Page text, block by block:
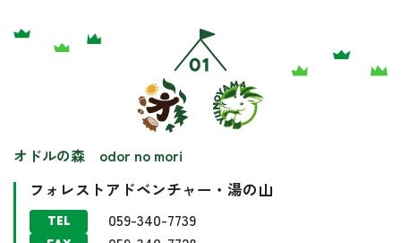
オドルの森 odor no mori
フォレストアドベンチャー・湯の山
TEL 059-340-7739